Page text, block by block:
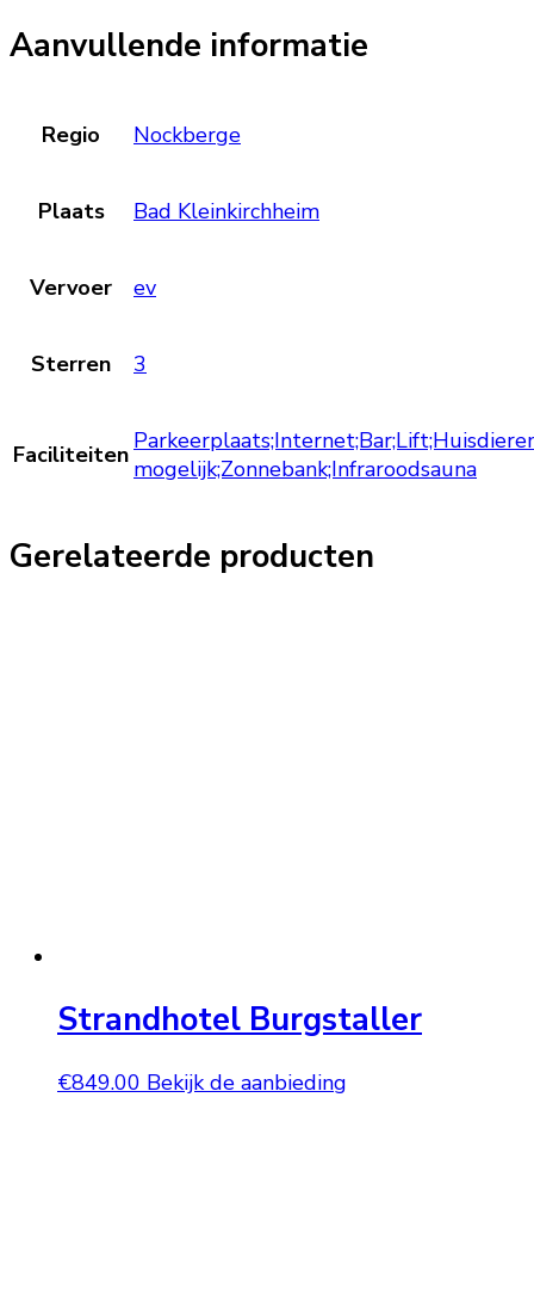
Aanvullende informatie
Regio Nockberge
Plaats Bad Kleinkirchheim
Vervoer ev
Sterren 3
Faciliteiten mogelijk;Zonnebank;Infraroodsauna
Gerelateerde producten
Strandhotel Burgstaller
€849.00 Bekijk de aanbieding